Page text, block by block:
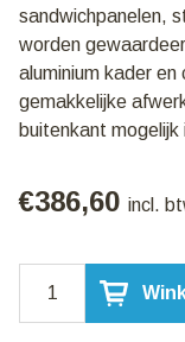
sandwichpanelen,
worden
aluminium kader
gemakkelijke
buitenkant
€386,60 incl.
Aluminium
1000x1000mm